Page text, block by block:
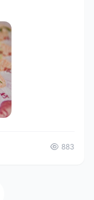
883